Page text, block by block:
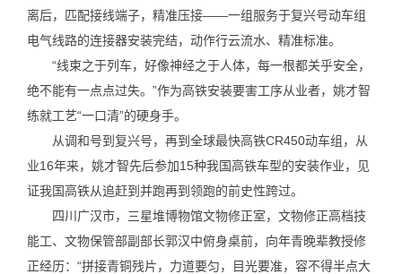
离后，匹配接线端子，精准压接——一组服务于复兴号动车组
电气线路的连接器安装完结，动作行云流水、精准标准。
“线束之于列车，好像神经之于人体，每一根都关乎安全，
绝不能有一点点过失。”作为高铁安装要害工序从业者，姚才智
练就工艺“一口清”的硬身手。
从调和号到复兴号，再到全球最快高铁CR450动车组，从
业16年来，姚才智先后参加15种我国高铁车型的安装作业，见
证我国高铁从追赶到并跑再到领跑的前史性跨过。
四川广汉市，三星堆博物馆文物修正室，文物修正高档技
能工、文物保管部副部长郭汉中俯身桌前，向年青晚辈教授修
正经历：“拼接青铜残片，力道要匀，目光要准，容不得半点大